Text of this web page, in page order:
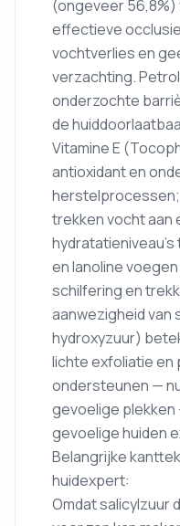
(ongeveer
effectieve
vochtverlies en
verzachting.
onderzochte
de
Vitamine E
antioxidant en
trekken vocht aan
en lanoline
schilfering en
aanwezigheid van
hydroxyzuur)
lichte exfoliatie en
ondersteunen —
gevoelige plekken
gevoelige huiden
Belangrijke
huidexpert:
Omdat salicylzuur